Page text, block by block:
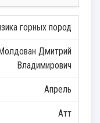
горных пород
Дмитрий
Владимирович
Апрель
Атт